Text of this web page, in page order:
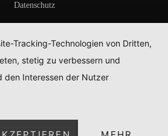
Datenschutz
Tracking-Technologien von Dritten,
stetig zu verbessern und
den Interessen der Nutzer